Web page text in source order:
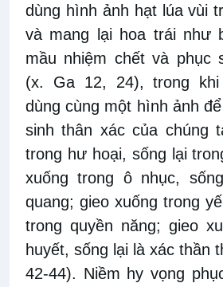
dùng hình ảnh hạt lúa vùi
và mang lại hoa trái như
mầu nhiệm chết và phục
(x. Ga 12, 24), trong khi
dùng cùng một hình ảnh
sinh thân xác của chúng
trong hư hoại, sống lại
xuống trong ô nhục,
quang; gieo xuống trong
trong quyền năng; gieo
huyết, sống lại là xác thần
42-44). Niềm hy vọng